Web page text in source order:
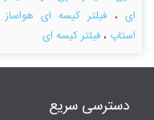
ای ، فیلتر کیسه ای هواساز
استاپ ،فیلتر کیسه ای
دسترسی سریع